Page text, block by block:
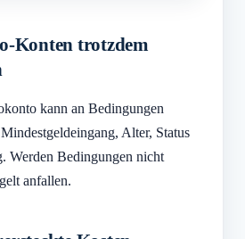
Konten trotzdem
kann an Bedingungen
Alter, Status
Werden Bedingungen nicht
anfallen.